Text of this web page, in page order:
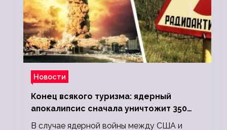
Новости
Конец всякого туризма: ядерный
апокалипсис сначала уничтожит 350
миллионов, а потом 5 миллиардов
В случае ядерной войны между США и